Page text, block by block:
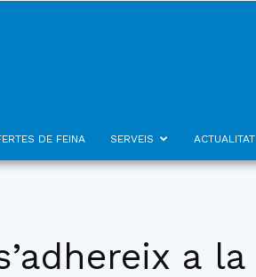
DE FEINA SERVEIS ACTUALITAT
a la